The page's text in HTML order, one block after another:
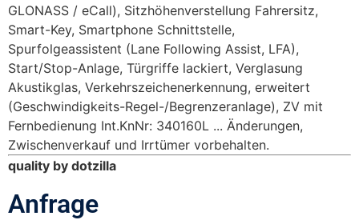
GLONASS / eCall), Sitzhöhenverstellung Fahrersitz,
Smart-Key, Smartphone Schnittstelle,
Spurfolgeassistent (Lane Following Assist, LFA),
Start/Stop-Anlage, Türgriffe lackiert, Verglasung
Akustikglas, Verkehrszeichenerkennung, erweitert
(Geschwindigkeits-Regel-/Begrenzeranlage), ZV mit
Fernbedienung Int.KnNr: 340160L ... Änderungen,
Zwischenverkauf und Irrtümer vorbehalten.
quality by dotzilla
Anfrage